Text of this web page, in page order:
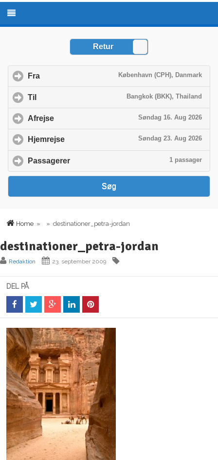
Home » » destinationer_petra-jordan
destinationer_petra-jordan
Redaktion 23. september 2009
DEL PÅ